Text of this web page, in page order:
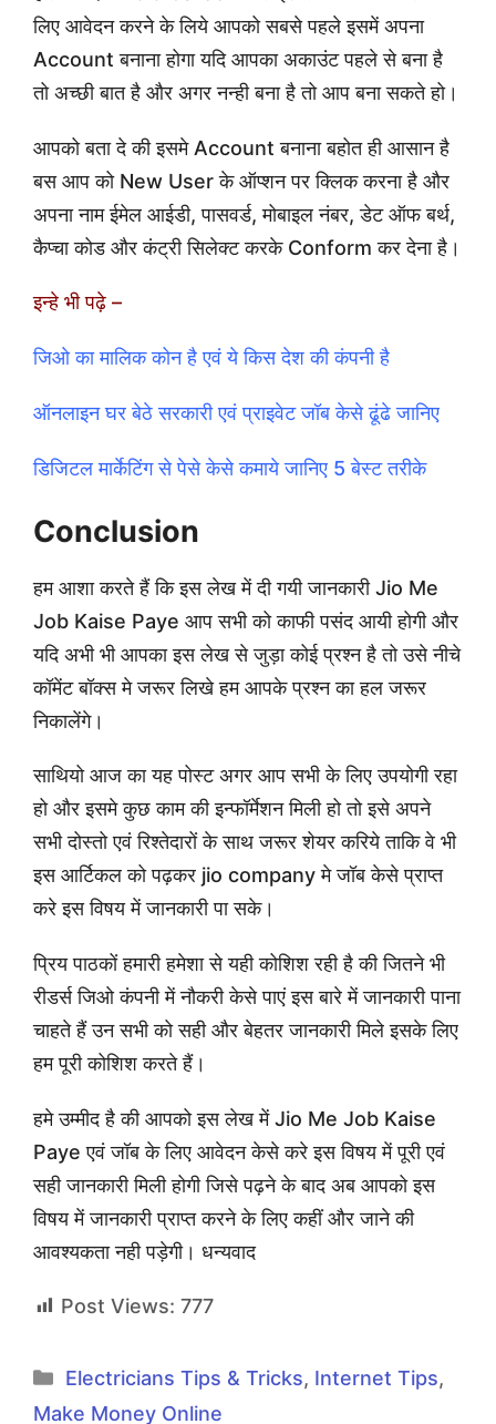
लिए आवेदन करने के लिये आपको सबसे पहले इसमें अपना
Account बनाना होगा यदि आपका अकाउंट पहले से बना है
तो अच्छी बात है और अगर नन्ही बना है तो आप बना सकते हो।
आपको बता दे की इसमे Account बनाना बहोत ही आसान है
बस आप को New User के ऑप्शन पर क्लिक करना है और
अपना नाम ईमेल आईडी, पासवर्ड, मोबाइल नंबर, डेट ऑफ बर्थ,
कैप्चा कोड और कंट्री सिलेक्ट करके Conform कर देना है।
इन्हे भी पढ़े –
जिओ का मालिक कोन है एवं ये किस देश की कंपनी है
ऑनलाइन घर बेठे सरकारी एवं प्राइवेट जॉब केसे ढूंढे जानिए
डिजिटल मार्केटिंग से पेसे केसे कमाये जानिए 5 बेस्ट तरीके
Conclusion
हम आशा करते हैं कि इस लेख में दी गयी जानकारी Jio Me
Job Kaise Paye आप सभी को काफी पसंद आयी होगी और
यदि अभी भी आपका इस लेख से जुड़ा कोई प्रश्न है तो उसे नीचे
कॉमेंट बॉक्स मे जरूर लिखे हम आपके प्रश्न का हल जरूर
निकालेंगे।
साथियो आज का यह पोस्ट अगर आप सभी के लिए उपयोगी रहा
हो और इसमे कुछ काम की इन्फॉर्मेशन मिली हो तो इसे अपने
सभी दोस्तो एवं रिश्तेदारों के साथ जरूर शेयर करिये ताकि वे भी
इस आर्टिकल को पढ़कर jio company मे जॉब केसे प्राप्त
करे इस विषय में जानकारी पा सके।
प्रिय पाठकों हमारी हमेशा से यही कोशिश रही है की जितने भी
रीडर्स जिओ कंपनी में नौकरी केसे पाएं इस बारे में जानकारी पाना
चाहते हैं उन सभी को सही और बेहतर जानकारी मिले इसके लिए
हम पूरी कोशिश करते हैं।
हमे उम्मीद है की आपको इस लेख में Jio Me Job Kaise
Paye एवं जॉब के लिए आवेदन केसे करे इस विषय में पूरी एवं
सही जानकारी मिली होगी जिसे पढ़ने के बाद अब आपको इस
विषय में जानकारी प्राप्त करने के लिए कहीं और जाने की
आवश्यकता नही पड़ेगी। धन्यवाद
Post Views: 777
Categories
Electricians Tips & Tricks, Internet Tips,
Make Money Online